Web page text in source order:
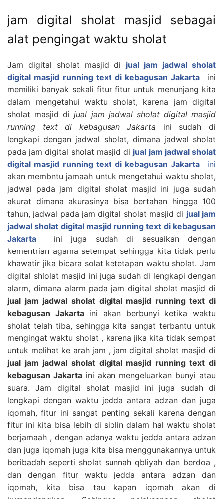
jam digital sholat masjid sebagai
alat pengingat waktu sholat
Jam digital sholat masjid di jual jam jadwal sholat
digital masjid running text di kebagusan Jakarta ini
memiliki banyak sekali fitur fitur untuk menunjang kita
dalam mengetahui waktu sholat, karena jam digital
sholat masjid dijual jam jadwal sholat digital masjid
running text di kebagusan Jakarta ini sudah di
lengkapi dengan jadwal sholat, dimana jadwal sholat
pada jam digital sholat masjid di jual jam jadwal sholat
digital masjid running text di kebagusan Jakarta ini
akan membntu jamaah untuk mengetahui waktu sholat,
jadwal pada jam digital sholat masjid ini juga sudah
akurat dimana akurasinya bisa bertahan hingga 100
tahun, jadwal pada jam digital sholat masjid di jual jam
jadwal sholat digital masjid running text di kebagusan
Jakarta ini juga sudah di sesuaikan dengan
kementrian agama setempat sehingga kita tidak perlu
khawatir jika bicara solat ketetapan waktu sholat. Jam
digital shlolat masjid ini juga sudah di lengkapi dengan
alarm, dimana alarm pada jam digital sholat masjid di
jual jam jadwal sholat digital masjid running text di
kebagusan Jakartaini akan berbunyi ketika waktu
sholat telah tiba, sehingga kita sangat terbantu untuk
mengingat waktu sholat , karena jika kita tidak sempat
untuk melihat ke arah jam , jam digital sholat masjid di
jual jam jadwal sholat digital masjid running text di
kebagusan Jakarta ini akan mengeluarkan bunyi atau
suara. Jam digital sholat masjid ini juga sudah di
lengkapi dengan waktu jedda antara adzan dan juga
iqomah, fitur ini sangat penting sekali karena dengan
fitur ini kita bisa lebih di siplin dalam hal waktu sholat
berjamaah , dengan adanya waktu jedda antara adzan
dan juga iqomah juga kita bisa menggunakannya untuk
beribadah seperti sholat sunnah qbliyah dan berdoa ,
dan dengan fitur waktu jedda antara adzan dan
iqomah, kita bisa tau kapan iqomah akan di